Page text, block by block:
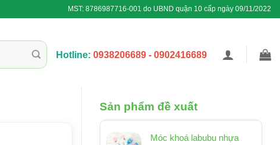
MST: 8786987716-001 do UBND quận 10 cấp ngày 09/11/2022
Hotline: 0938206689 - 0902416689
Sản phẩm đề xuất
Móc khoá labubu nhựa